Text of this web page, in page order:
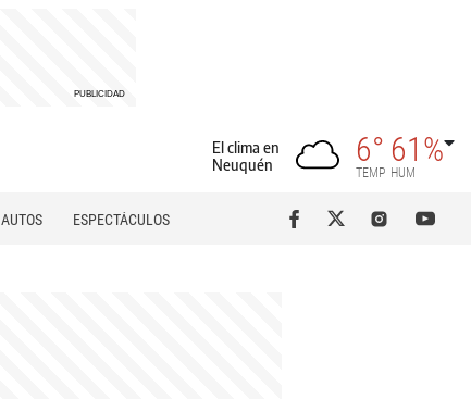
El clima en
Neuquén
6°
TEMP
61%
HUM
AUTOS
ESPECTÁCULOS